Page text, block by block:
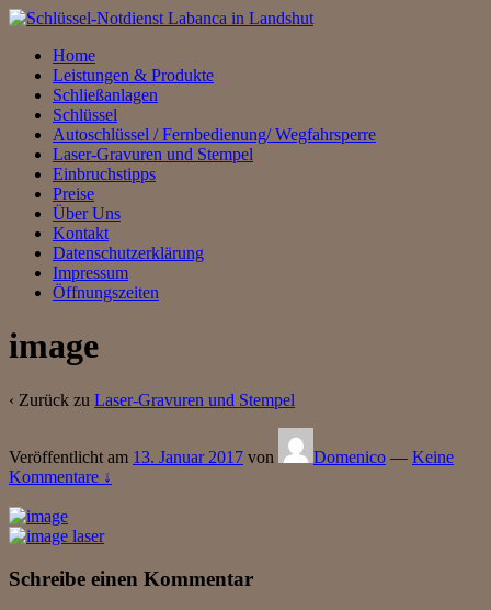
↓
zentralen
Inhalt
Home
Leistungen & Produkte
Schließanlagen
Schlüssel
Autoschlüssel / Fernbedienung/ Wegfahrsperre
Laser-Gravuren und Stempel
Einbruchstipps
Preise
Über Uns
Kontakt
Datenschutzerklärung
Impressum
Öffnungszeiten
image
‹ Zurück zu Laser-Gravuren und Stempel
Veröffentlicht am 13. Januar 2017 von Domenico — Keine
Kommentare ↓
Schreibe einen Kommentar